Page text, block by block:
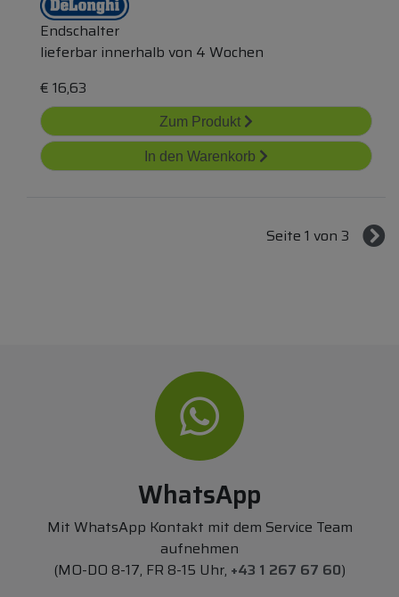
Endschalter
lieferbar innerhalb von 4 Wochen
€ 16,63
Zum Produkt
In den Warenkorb
Seite 1 von 3
WhatsApp
Mit WhatsApp Kontakt mit dem Service Team
aufnehmen
(MO-DO 8-17, FR 8-15 Uhr, +43 1 267 67 60)